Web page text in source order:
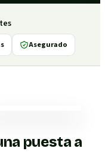
Asegurado
puesta a